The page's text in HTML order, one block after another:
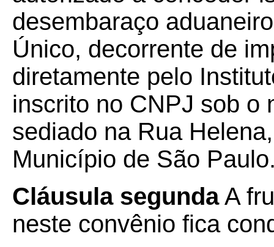
desembaraço
Único, decorrente de
diretamente pelo
inscrito no CNPJ sob o
sediado na Rua
Município de São
Cláusula segundaA
neste convênio fica